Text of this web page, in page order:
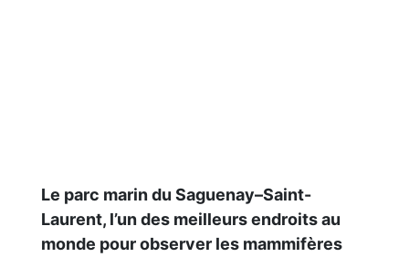
Le parc marin du Saguenay–Saint-
Laurent, l’un des meilleurs endroits au
monde pour observer les mammifères